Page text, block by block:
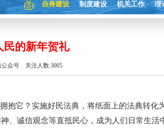
自身建设
制度建设 机关工作 理
民的新年贺礼
公众号 关注人数:3005
抱它？实施好民法典，将纸面上的法典转化
、诚信观念等直抵民心，成为人们日常生活